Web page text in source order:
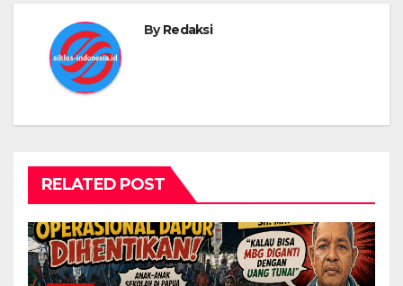
ByRedaksi
RELATED POST